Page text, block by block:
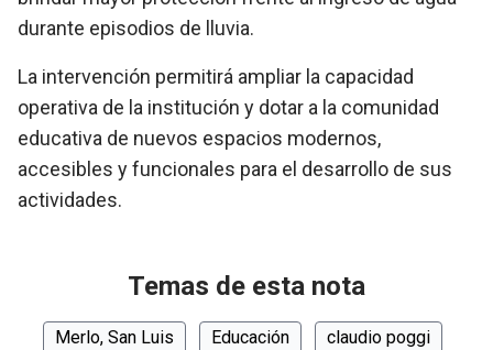
durante episodios de lluvia.
La intervención permitirá ampliar la capacidad
operativa de la institución y dotar a la comunidad
educativa de nuevos espacios modernos,
accesibles y funcionales para el desarrollo de sus
actividades.
Temas de esta nota
Merlo, San Luis Educación
claudio poggi